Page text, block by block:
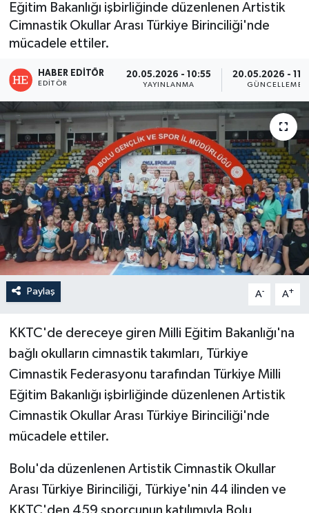
Eğitim Bakanlığı işbirliğinde düzenlenen Artistik
Cimnastik Okullar Arası Türkiye Birinciliği'nde
mücadele ettiler.
HABER EDITÖR
EDITÖR
20.05.2026 - 10:55
YAYINLANMA
20.05.2026 -
GÜNCELLEME
Paylaş A- A+
KKTC'de dereceye giren Milli Eğitim Bakanlığı'na
bağlı okulların cimnastik takımları, Türkiye
Cimnastik Federasyonu tarafından Türkiye Milli
Eğitim Bakanlığı işbirliğinde düzenlenen Artistik
Cimnastik Okullar Arası Türkiye Birinciliği'nde
mücadele ettiler.
Bolu'da düzenlenen Artistik Cimnastik Okullar
Arası Türkiye Birinciliği, Türkiye'nin 44 ilinden ve
KKTC'den 459 sporcunun katılımıyla Bolu